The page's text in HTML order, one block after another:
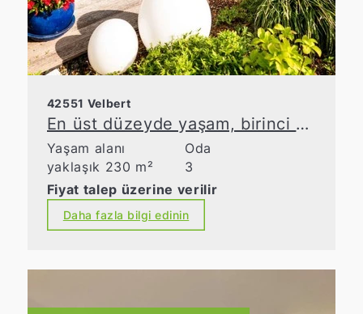
42551 Velbert
En üst düzeyde yaşam, birinci sınıf bir çatı katı dairesi!
Yaşam alanı
yaklaşık 230 m²
Oda
3
Fiyat talep üzerine verilir
Daha fazla bilgi edinin